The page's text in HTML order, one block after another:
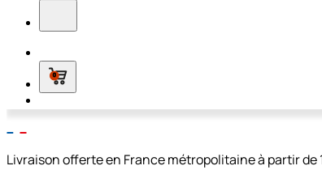
0
Livraison offerte en France métropolitaine à partir de